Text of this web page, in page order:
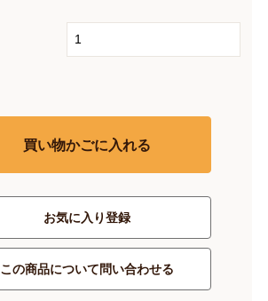
買い物かごに入れる
お気に入り登録
この商品について問い合わせる